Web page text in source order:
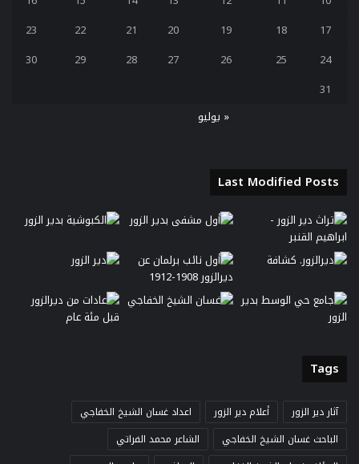
« يوليو
17
18
19
20
21
22
23
24
25
26
27
28
29
30
31
Last Modified Posts
Tags
آثار دير الزور أعلام دير الزور
اعداد غسان الشيخ الخفاجي
الباحث غسان الشيخ الخفاجي
الشاعر محمد الفراتي